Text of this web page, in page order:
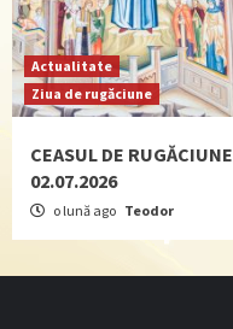
Actualitate
Ziua de rugăciune
CEASUL DE RUGĂCIUNE
02.07.2026
o lună ago Teodor